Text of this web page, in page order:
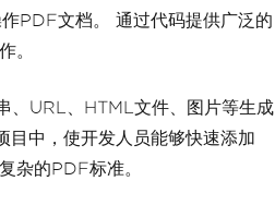
PDF文档。 通过代码提供广泛的
。
、URL、HTML文件、图片等生成
中，使开发人员能够快速添加
杂的PDF标准。